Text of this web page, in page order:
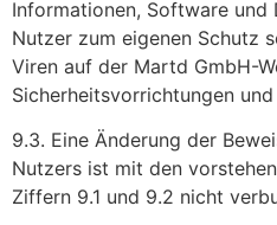
Informationen, Software
Nutzer zum eigenen Schutz
Viren auf der Martd GmbH-
Sicherheitsvorrichtungen
9.3. Eine Änderung der
Nutzers ist mit den
Ziffern 9.1 und 9.2 nicht